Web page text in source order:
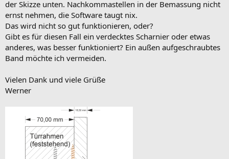
der Skizze unten. Nachkommastellen in der Bemassung nicht
ernst nehmen, die Software taugt nix.
Das wird nicht so gut funktionieren, oder?
Gibt es für diesen Fall ein verdecktes Scharnier oder etwas
anderes, was besser funktioniert? Ein außen aufgeschraubtes
Band möchte ich vermeiden.
Vielen Dank und viele Grüße
Werner